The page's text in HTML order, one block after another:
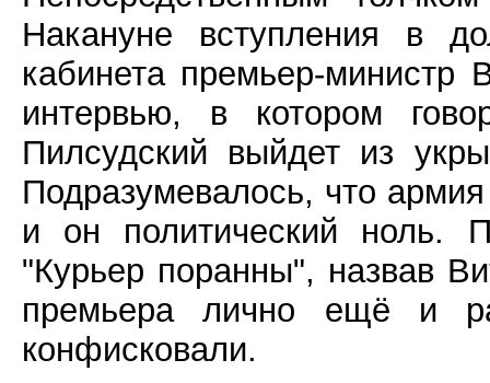
Накануне вступления в
кабинета премьер-министр
интервью, в котором
Пилсудский выйдет из
Подразумевалось, что
и он политический ноль.
"Курьер поранны", назвав
премьера лично ещё и
конфисковали.